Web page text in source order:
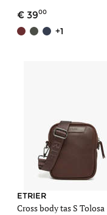
3900
+1
ETRIER
Cross body tas S Tolosa